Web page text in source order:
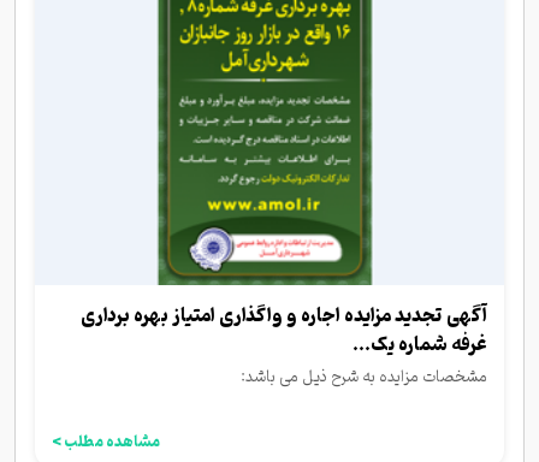
آگهی تجدید مزایده اجاره و واگذاری امتیاز بهره برداری
غرفه شماره یک...
مشخصات مزایده به شرح ذیل می باشد:
مشاهده مطلب >